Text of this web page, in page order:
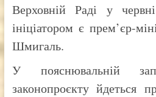
Верховній Раді у
ініціатором є прем’єр-
Шмигаль.
У пояснювальній
законопроєкту